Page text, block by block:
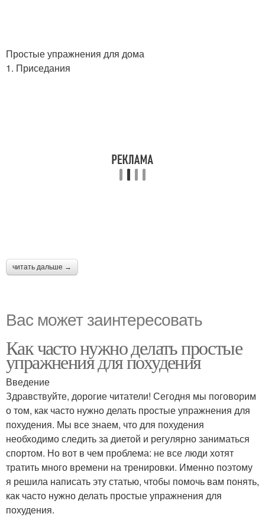
Простые упражнения для дома
1. Приседания
читать дальше →
Вас может заинтересовать
Как часто нужно делать простые
упражнения для похудения
Введение
Здравствуйте, дорогие читатели! Сегодня мы поговорим
о том, как часто нужно делать простые упражнения для
похудения. Мы все знаем, что для похудения
необходимо следить за диетой и регулярно заниматься
спортом. Но вот в чем проблема: не все люди хотят
тратить много времени на тренировки. Именно поэтому
я решила написать эту статью, чтобы помочь вам понять,
как часто нужно делать простые упражнения для
похудения.